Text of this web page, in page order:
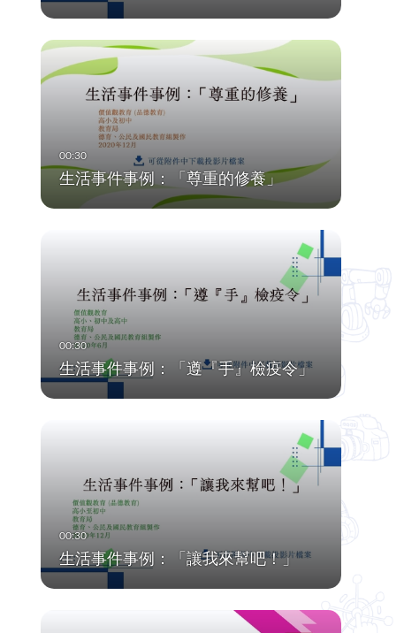
生活事件事例：「尊重的修養」
生活事件事例：「遵『手』檢疫令」
生活事件事例：「讓我來幫吧！」